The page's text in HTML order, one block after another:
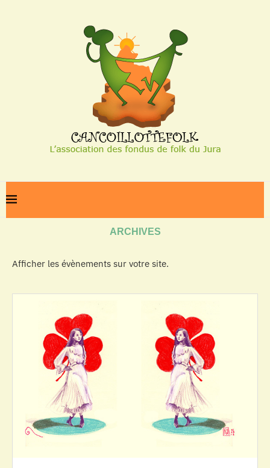
ARCHIVES
Afficher les évènements sur votre site.